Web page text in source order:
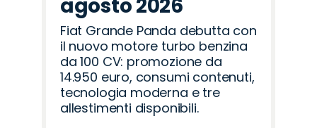
agosto 2026
Fiat Grande Panda debutta con
il nuovo motore turbo benzina
da 100 CV: promozione da
14.950 euro, consumi contenuti,
tecnologia moderna e tre
allestimenti disponibili.